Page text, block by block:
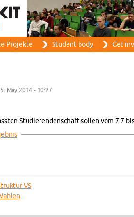
Pro­jekte Stu­dent body Get
May 2014 - 10:27
Studieren­den­schaft sollen vom 7.7
VS